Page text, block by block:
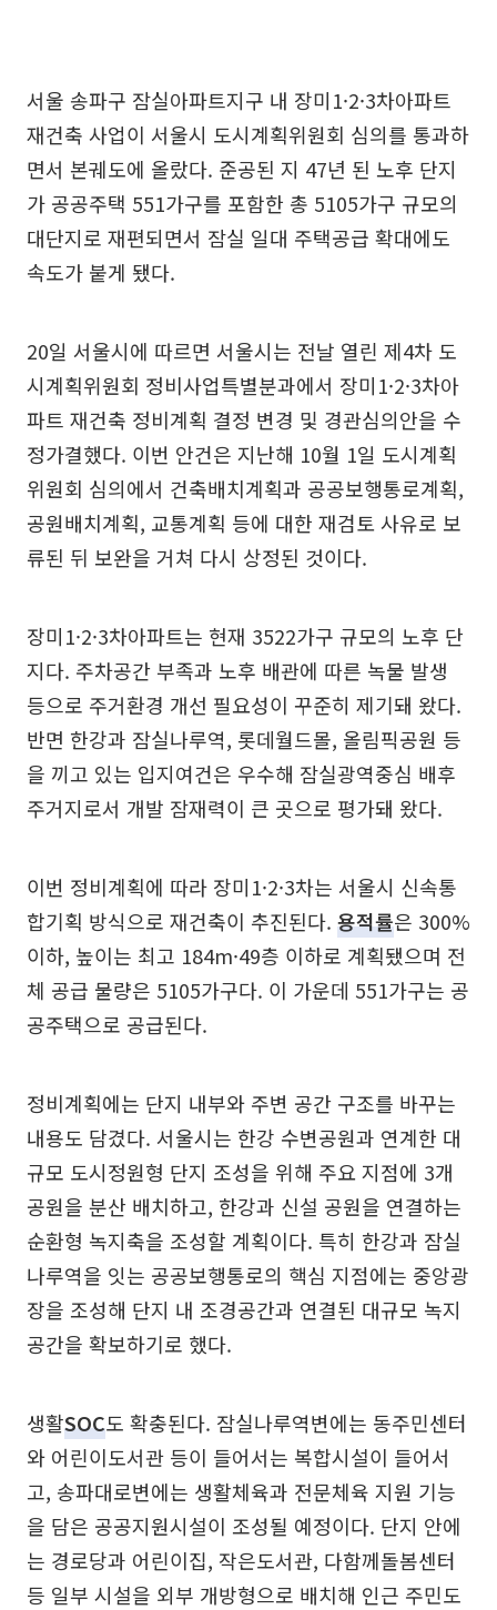
서울 송파구 잠실아파트지구 내 장미1·2·3차아파트
재건축 사업이 서울시 도시계획위원회 심의를 통과하
면서 본궤도에 올랐다. 준공된 지 47년 된 노후 단지
가 공공주택 551가구를 포함한 총 5105가구 규모의
대단지로 재편되면서 잠실 일대 주택공급 확대에도
속도가 붙게 됐다.
20일 서울시에 따르면 서울시는 전날 열린 제4차 도
시계획위원회 정비사업특별분과에서 장미1·2·3차아
파트 재건축 정비계획 결정 변경 및 경관심의안을 수
정가결했다. 이번 안건은 지난해 10월 1일 도시계획
위원회 심의에서 건축배치계획과 공공보행통로계획,
공원배치계획, 교통계획 등에 대한 재검토 사유로 보
류된 뒤 보완을 거쳐 다시 상정된 것이다.
장미1·2·3차아파트는 현재 3522가구 규모의 노후 단
지다. 주차공간 부족과 노후 배관에 따른 녹물 발생
등으로 주거환경 개선 필요성이 꾸준히 제기돼 왔다.
반면 한강과 잠실나루역, 롯데월드몰, 올림픽공원 등
을 끼고 있는 입지여건은 우수해 잠실광역중심 배후
주거지로서 개발 잠재력이 큰 곳으로 평가돼 왔다.
이번 정비계획에 따라 장미1·2·3차는 서울시 신속통
합기획 방식으로 재건축이 추진된다. 용적률은 300%
이하, 높이는 최고 184m·49층 이하로 계획됐으며 전
체 공급 물량은 5105가구다. 이 가운데 551가구는 공
공주택으로 공급된다.
정비계획에는 단지 내부와 주변 공간 구조를 바꾸는
내용도 담겼다. 서울시는 한강 수변공원과 연계한 대
규모 도시정원형 단지 조성을 위해 주요 지점에 3개
공원을 분산 배치하고, 한강과 신설 공원을 연결하는
순환형 녹지축을 조성할 계획이다. 특히 한강과 잠실
나루역을 잇는 공공보행통로의 핵심 지점에는 중앙광
장을 조성해 단지 내 조경공간과 연결된 대규모 녹지
공간을 확보하기로 했다.
생활SOC도 확충된다. 잠실나루역변에는 동주민센터
와 어린이도서관 등이 들어서는 복합시설이 들어서
고, 송파대로변에는 생활체육과 전문체육 지원 기능
을 담은 공공지원시설이 조성될 예정이다. 단지 안에
는 경로당과 어린이집, 작은도서관, 다함께돌봄센터
등 일부 시설을 외부 개방형으로 배치해 인근 주민도